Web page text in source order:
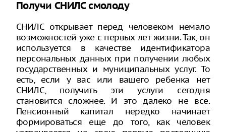
Получи СНИЛС смолоду
СНИЛС открывает перед человеком немало
возможностей уже с первых лет жизни. Так, он
используется в качестве идентификатора
персональных данных при получении любых
государственных и муниципальных услуг. То
есть, если у вас или вашего ребенка нет
СНИЛС, получить эти услуги сегодня
становится сложнее. И это далеко не все.
Пенсионный капитал нередко начинает
формироваться еще до того, как человек